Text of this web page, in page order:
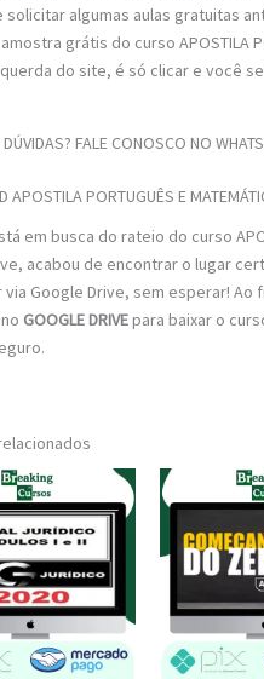
solicitar algumas aulas gratuitas
grátis do curso APOSTILA
do site, é só clicar e você
FALE CONOSCO NO
APOSTILA PORTUGUÊS E
em busca do rateio do curso
acabou de encontrar o lugar
Google Drive, sem esperar! Ao
GOOGLE DRIVEpara baixar o